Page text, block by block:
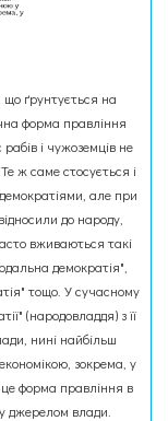
ґрунтується на
форма правління
і чужоземців не
ж саме стосується і
але при
до народу,
вживаються такі
демократія",
тощо. У сучасному
(народовладдя) з її
нині найбільш
зокрема, у
форма правління в
джерелом влади.